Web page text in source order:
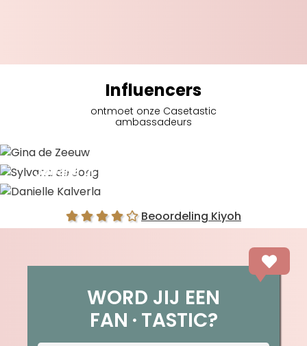
Influencers
ontmoet onze Casetastic
ambassadeurs
Sylvana de Jong
Beoordeling Kiyoh
WORD JIJ EEN
FAN TASTIC?